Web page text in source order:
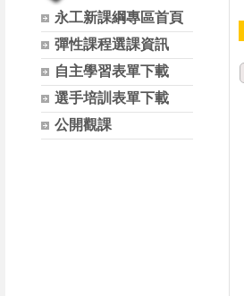
永工新課綱專區首頁
彈性課程選課資訊
自主學習表單下載
選手培訓表單下載
公開觀課